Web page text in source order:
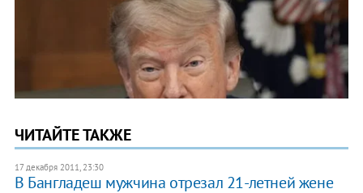
ЧИТАЙТЕ ТАКЖЕ
17 декабря 2011, 23:30
В Бангладеш мужчина отрезал 21-летней жене